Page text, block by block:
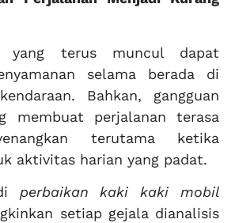
yang terus muncul dapat
selama berada di
Bahkan, gangguan
membuat perjalanan terasa
terutama ketika
aktivitas harian yang padat.
perbaikan kaki kaki mobil
setiap gejala dianalisis